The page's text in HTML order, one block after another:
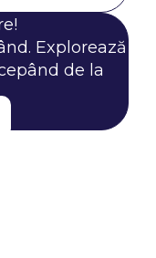
Explorează
de la